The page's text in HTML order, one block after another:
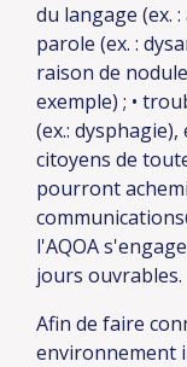
du langage (ex. :
parole (ex. :
raison de
exemple) ; •
(ex.: dysphagie),
citoyens de
pourront
l'AQOA
jours ouvrables.
Afin de faire
environnement